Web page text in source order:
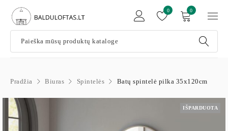
0
0
Pradžia Biuras Spintelės Batų spintelė pilka 35x120cm
IŠPARDUOTA